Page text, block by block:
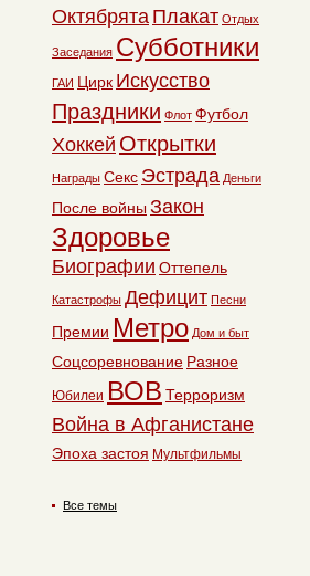
Октябрята Плакат Отдых
Заседания Субботники
ГАИ Цирк Искусство
Праздники Флот Футбол
Хоккей Открытки
Награды Секс Эстрада Деньги
После войны Закон
Здоровье
Биографии Оттепель
Катастрофы Дефицит Песни
Премии Метро Дом и быт
Соцсоревнование Разное
Юбилеи ВОВ Терроризм
Война в Афганистане
Эпоха застоя Мультфильмы
Все темы